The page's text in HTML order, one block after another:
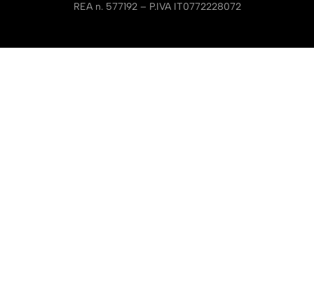
REA n. 577192 – P.IVA IT0772228072